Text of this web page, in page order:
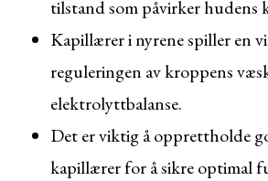
tilstand som påvirker hudens
Kapillærer i nyrene spiller en
reguleringen av kroppens
elektrolyttbalanse.
Det er viktig å opprettholde
kapillærer for å sikre optimal